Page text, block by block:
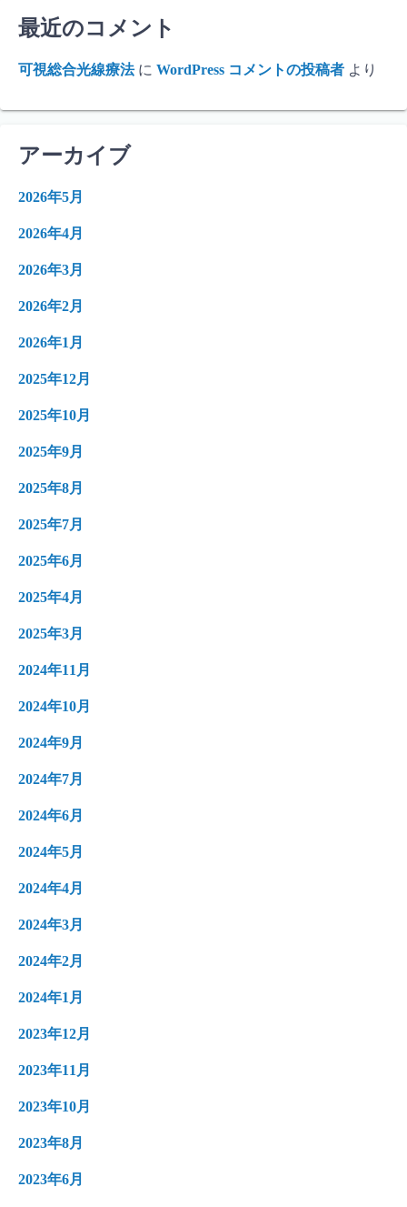
最近のコメント
可視総合光線療法に WordPress コメントの投稿者 より
アーカイブ
2026年5月
2026年4月
2026年3月
2026年2月
2026年1月
2025年12月
2025年10月
2025年9月
2025年8月
2025年7月
2025年6月
2025年4月
2025年3月
2024年11月
2024年10月
2024年9月
2024年7月
2024年6月
2024年5月
2024年4月
2024年3月
2024年2月
2024年1月
2023年12月
2023年11月
2023年10月
2023年8月
2023年6月